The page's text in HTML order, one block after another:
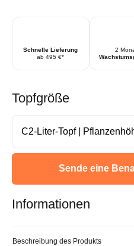
Schnelle Lieferung
ab 495 €*
2
Topfgröße
Sende eine
Informationen
Beschreibung des Produkts